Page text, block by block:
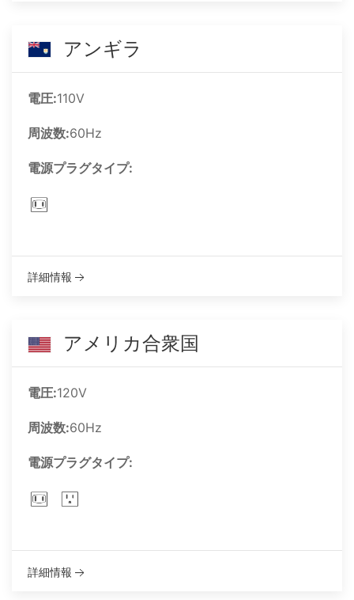
アンギラ
電圧:110V
周波数:60Hz
電源プラグタイプ:
詳細情報
アメリカ合衆国
電圧:120V
周波数:60Hz
電源プラグタイプ:
詳細情報